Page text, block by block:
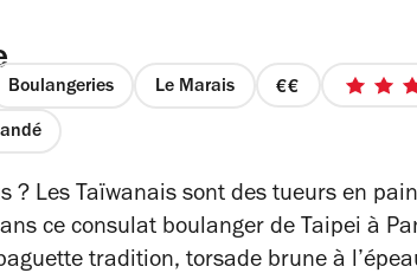
Boulangeries Le Marais
prix
4
? Les Taïwanais sont des tueurs en
ce consulat boulanger de Taipei à
tradition, torsade brune à